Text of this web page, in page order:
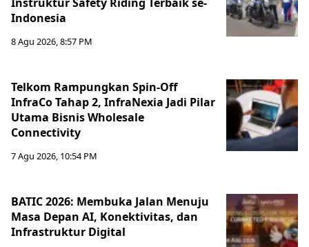
Indonesia
8 Agu 2026, 8:57 PM
Telkom Rampungkan Spin-Off
InfraCo Tahap 2, InfraNexia Jadi Pilar
Utama Bisnis Wholesale
Connectivity
7 Agu 2026, 10:54 PM
BATIC 2026: Membuka Jalan Menuju
Masa Depan AI, Konektivitas, dan
Infrastruktur Digital